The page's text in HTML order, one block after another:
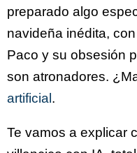
preparado algo
navideña inédita,
Paco y su obsesión
son atronadores.
artificial.
Te vamos a explicar